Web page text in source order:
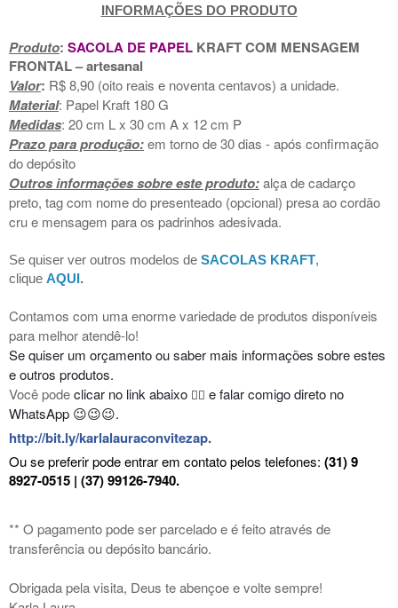
INFORMAÇÕES DO PRODUTO
Produto: SACOLA DE PAPEL KRAFT COM MENSAGEM
FRONTAL – artesanal
Valor: R$ 8,90 (oito reais e noventa centavos) a unidade.
Material: Papel Kraft 180 G
Medidas: 20 cm L x 30 cm A x 12 cm P
Prazo para produção:em torno de 30 dias - após confirmação
do depósito
Outros informações sobre este produto:alça de cadarço
preto, tag com nome do presenteado (opcional) presa aocordão
cru e mensagem para os padrinhos adesivada.
Se quiser ver outros modelos de SACOLAS KRAFT,
clique AQUI.
Contamos com uma enorme variedade de produtos disponíveis
para melhor atendê-lo!
Se quiser um orçamento ou saber mais informações sobre estes
e outros produtos.
Você podeclicar no link abaixo 👇🏻 e falar comigo direto no
WhatsApp 😉😉😉.
http://bit.ly/karlalauraconvitezap.
Ou se preferir pode entrar em contato pelos telefones: (31) 9
8927-0515 | (37) 99126-7940.
** O pagamento pode ser parcelado e é feito através de
transferência ou depósito bancário.
Obrigada pela visita, Deus te abençoe e volte sempre!